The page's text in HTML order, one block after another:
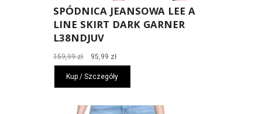
SPÓDNICA JEANSOWA LEE A
LINE SKIRT DARK GARNER
L38NDJUV
159,99zł
Pierwotna
cena
wynosiła:
159,99 zł.
95,99 złAktualna
cena
wynosi:
95,99 zł.
Kup / Szczegóły